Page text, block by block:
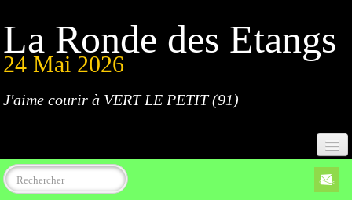
La Ronde des Etangs
24 Mai 2026
J'aime courir à VERT LE PETIT (91)
Accueil